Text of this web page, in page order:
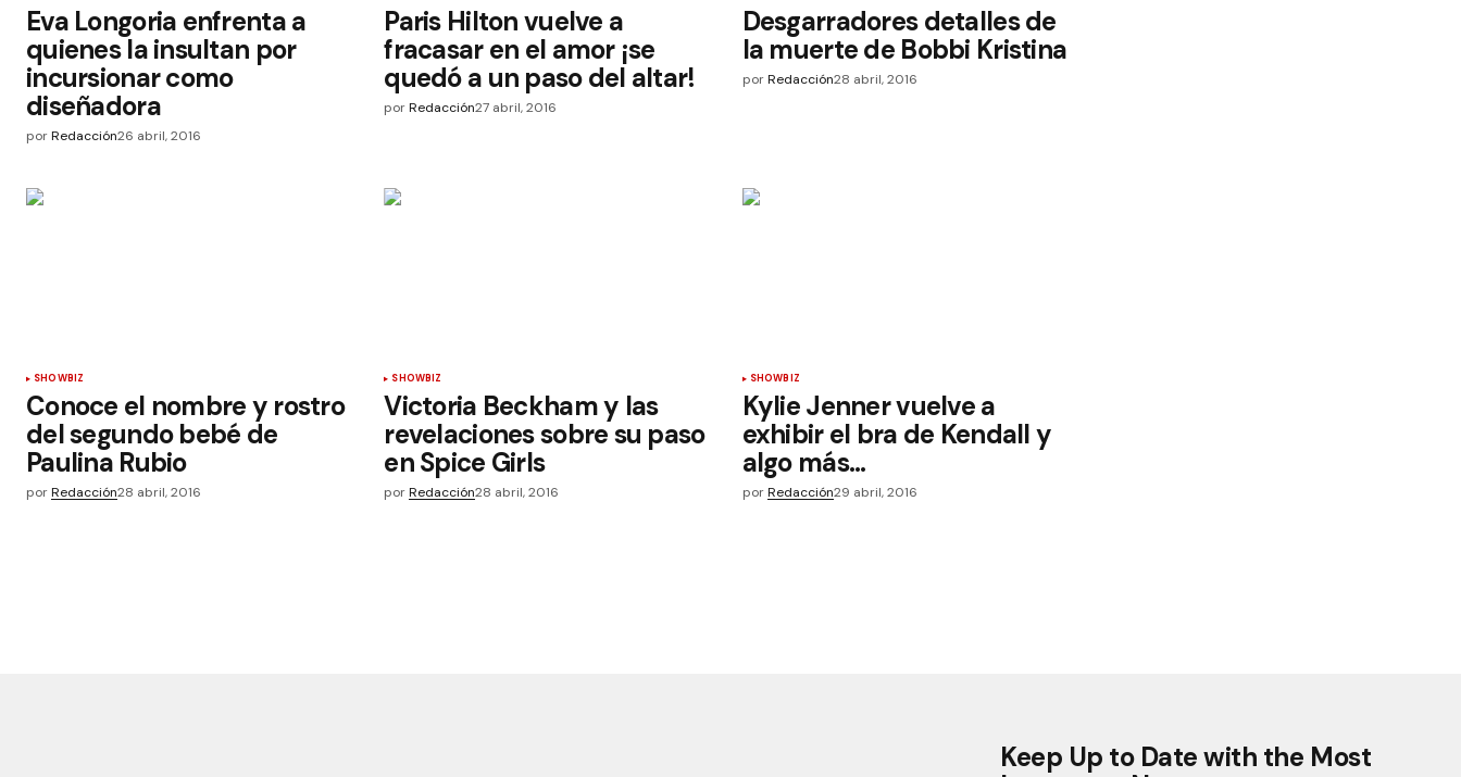
Eva Longoria enfrenta a
quienes la insultan por
incursionar como
diseñadora
porRedacción26 abril, 2016
Paris Hilton vuelve a
fracasar en el amor ¡se
quedó a un paso del altar!
por Redacción27 abril, 2016
Desgarradores detalles de
la muerte de Bobbi Kristina
por Redacción28 abril, 2016
SHOWBIZ
Conoce el nombre y rostro
del segundo bebé de
Paulina Rubio
porRedacción28 abril, 2016
SHOWBIZ
Victoria Beckham y las
revelaciones sobre su paso
en Spice Girls
por Redacción28 abril, 2016
SHOWBIZ
Kylie Jenner vuelve a
exhibir el bra de Kendall y
algo más…
por Redacción29 abril, 2016
Keep Up to Date with the Most